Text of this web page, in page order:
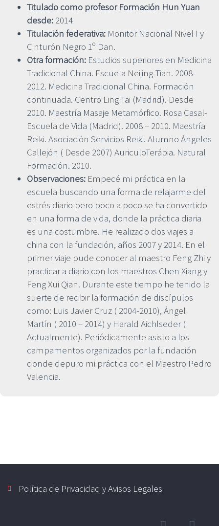
Titulado como profesor Formación Hun Yuan
desde: 2014
Titulación federativa: Monitor Nacional Nivel I y
Cinturón Negro 1º Dan.
Otra formación: Estudios superiores en Medicina
Tradicional China. Escuela Neijing-Tian. 2008-
2012. Medicina Tradicional China. Formación
continuada. Centro Ling Tai (Madrid). Desde
2010. Maestría Masaje Metamórfico. Rosa Casal-
Escuela de Vida (Madrid). 2008 – 2010. Maestría
Reiki. Asociación Servicios Reiki. Alumno Ángeles
Callejón ( Desde 2007) AuriculoTerápia. Natural
Formación. 2010.
Observaciones: Empecé mi práctica en la
escuela buscando una forma de relajarme del
estrés diario pero poco a poco se ha convertido
en una forma de vida, donde la práctica diaria
es una costumbre. He realizado dos viajes a
china con la fundación, años 2007 y 2014. En el
primer viaje pude conocer al maestro Feng Zhi y
practicar a diario con los maestros Chen Xiang y
Feng Xui Qian. Durante este tiempo he tenido la
suerte de recibir la formación de discípulos
como: Luis Javier Cruz ( 2004-2010), Ángel
Martín ( 2010 – 2014) y Harald Aichlseder (
Actualmente). Periódicamente asisto a los
campamentos organizados por la fundación
donde depuro mi práctica con el Maestro Pedro
Valencia.
Política de Privacidad y Avisos Legales